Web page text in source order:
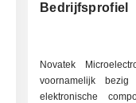
Bedrijfsprofiel
Novatek
voornamelijk
elektronische